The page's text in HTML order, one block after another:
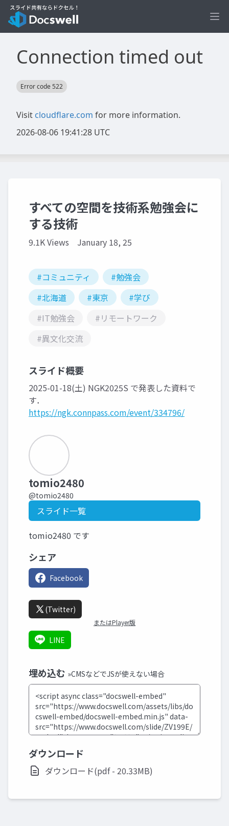
すべての空間を技術系勉強会に
する技術
9.1K Views January 18, 25
#コミュニティ
#勉強会
#北海道
#東京
#学び
#IT勉強会
#リモートワーク
#異文化交流
スライド概要
2025-01-18(土) NGK2025S で発表した資料で
す．
https://ngk.connpass.com/event/334796/
tomio2480
@tomio2480
スライド一覧
tomio2480 です
シェア
Facebook
(Twitter)
またはPlayer版
LINE
埋め込む »CMSなどでJSが使えない場合
ダウンロード
ダウンロード(pdf - 20.33MB)